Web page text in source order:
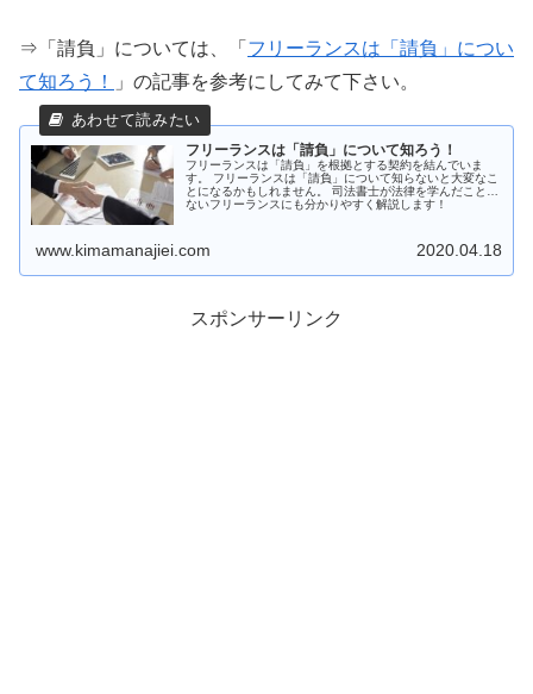
⇒「請負」については、「 フリーランスは「請負」につい
て知ろう！
」の記事を参考にしてみて下さい。
フリーランスは「請負」について知ろう！
フリーランスは「請負」を根拠とする契約を結んでいま
す。 フリーランスは「請負」について知らないと大変なこ
とになるかもしれません。 司法書士が法律を学んだことの
ないフリーランスにも分かりやすく解説します！
www.kimamanajiei.com 2020.04.18
スポンサーリンク